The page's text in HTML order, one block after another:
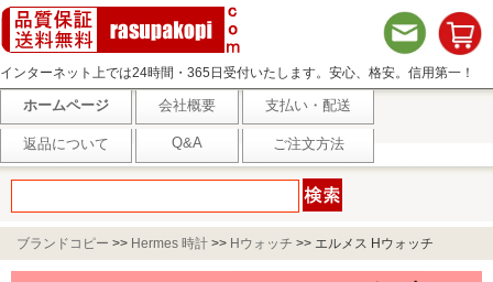
インターネット上では24時間・365日受付いたします。安心、格安。信用第一！
ホームページ 会社概要 支払い・配送
返品について Q&A ご注文方法
ブランドコピー >> Hermes 時計 >> Hウォッチ >> エルメス Hウォッチ